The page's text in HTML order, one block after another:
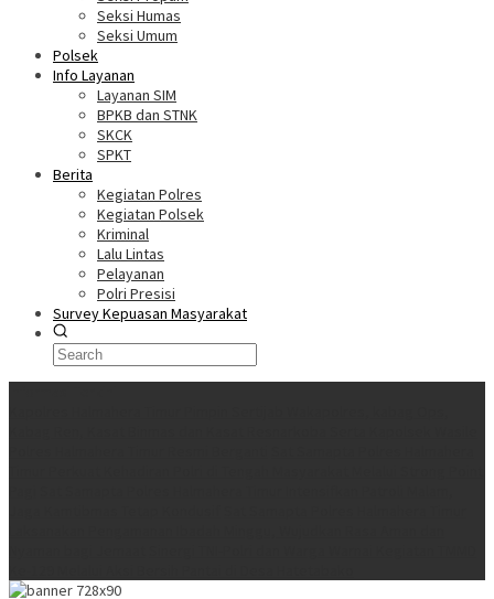
Seksi Humas
Seksi Umum
Polsek
Info Layanan
Layanan SIM
BPKB dan STNK
SKCK
SPKT
Berita
Kegiatan Polres
Kegiatan Polsek
Kriminal
Lalu Lintas
Pelayanan
Polri Presisi
Survey Kepuasan Masyarakat